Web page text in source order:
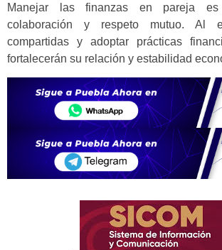
Manejar las finanzas en pareja
colaboración y respeto mutuo. Al
compartidas y adoptar prácticas
fortalecerán su relación y estabilidad